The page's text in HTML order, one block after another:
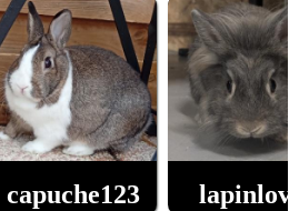
capuche123